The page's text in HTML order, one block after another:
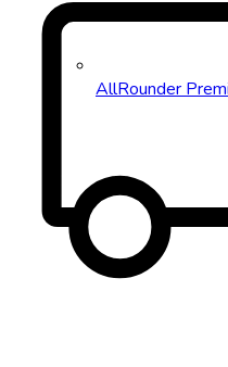
AllRounder